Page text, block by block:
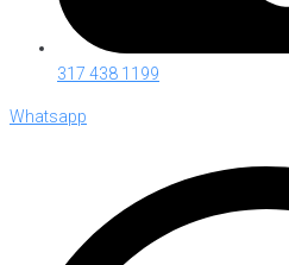
317 438 1199
Whatsapp